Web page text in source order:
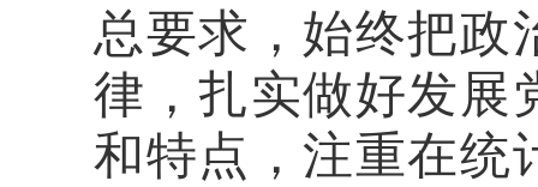
总要求，始终把政
律，扎实做好发展
和特点 ，注重在